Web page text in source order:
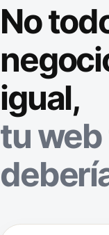
No
igual,
tu